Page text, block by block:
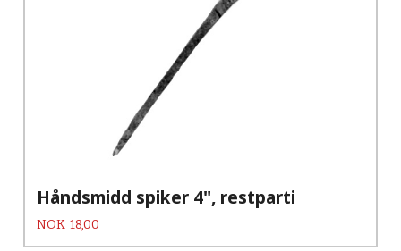
Håndsmidd spiker 4", restparti
Pris
NOK 18,00